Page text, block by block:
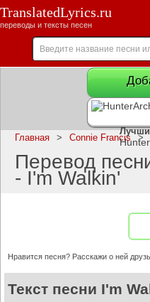
TranslatedLyrics.ru
переводы и тексты песен
Главная > Connie Francis >
Перевод
- I'm Walkin'
Нравится песня? Расскажи о ней
Текст песни I'm